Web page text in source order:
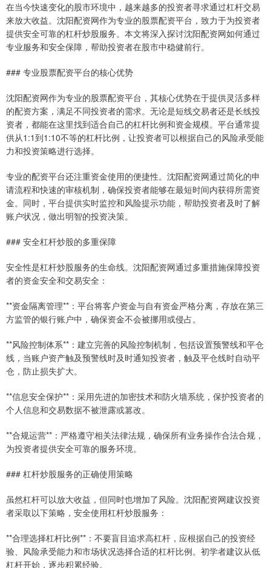
在当今快速变化的股市环境中，越来越多的投资者寻求通过杠杆交易
来放大收益。沈阳配资网作为专业的股票配资平台，致力于为投资者
提供安全可靠的杠杆炒股服务。本文将深入探讨沈阳配资网如何通过
专业服务和安全保障，帮助投资者在股市中稳健前行。
### 专业股票配资平台的核心优势
沈阳配资网作为专业的股票配资平台，其核心优势在于提供灵活多样
的配资方案，满足不同投资者的需求。无论是短线交易者还是长线投
资者，都能在这里找到适合自己的杠杆比例和资金规模。平台通常提
供从1:1到1:10不等的杠杆比例，让投资者可以根据自己的风险承受能
力和投资策略进行选择。
专业的配资平台还注重资金使用的便捷性。沈阳配资网通过简化的申
请流程和快速的审核机制，确保投资者能够在最短时间内获得所需资
金。同时，平台提供实时监控和风险提示功能，帮助投资者及时了解
账户状况，做出明智的投资决策。
### 安全杠杆炒股的多重保障
安全性是杠杆炒股服务的生命线。沈阳配资网通过多重措施保障投资
者的资金安全和交易安全：
**资金隔离管理**：平台将客户资金与自有资金严格分离，存放在第三
方监管的银行账户中，确保资金不会被挪用或侵占。
**风险控制体系**：建立完善的风险控制机制，包括设置预警线和平仓
线，当账户资产触及预警线时及时通知投资者，触及平仓线时自动平
仓，防止损失扩大。
**信息安全保护**：采用先进的加密技术和防火墙系统，保护投资者的
个人信息和交易数据不被泄露或篡改。
**合规运营**：严格遵守相关法律法规，确保所有业务操作合法合规，
为投资者提供安全可靠的服务环境。
### 杠杆炒股服务的正确使用策略
虽然杠杆可以放大收益，但同时也增加了风险。沈阳配资网建议投资
者采取以下策略，安全使用杠杆炒股服务：
**合理选择杠杆比例**：不要盲目追求高杠杆，应根据自己的投资经
验、风险承受能力和市场状况选择合适的杠杆比例。初学者建议从低
杠杆开始，逐步积累经验。